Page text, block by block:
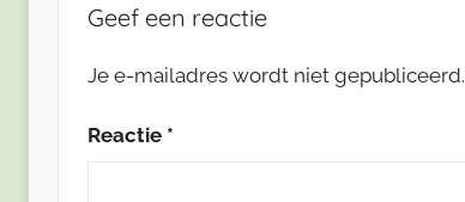
Geef een reactie
Je e-mailadres wordt niet gepubliceerd.
Reactie *